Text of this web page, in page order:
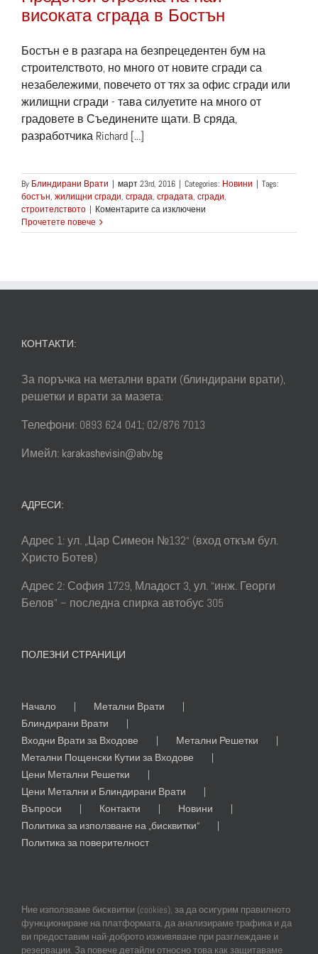
високата сграда в Бостън
Бостън е в разгара на безпрецедентен бум на
строителството, но много от новите сгради са
незабележими, повечето от тях за офис сгради или
жилищни сгради - тава силуетите на много от
градовете в Съединените щати. В сряда,
разработчика Richard [...]
By Блиндирани Врати | март 23rd, 2016 | Categories: Новини | Tags:
бостън, жилищни сгради, сграда, сградата, сгради,
строителството | Коментарите са изключени
строежа
Прочетете повече
КОНТАКТИ:
За поръчка на метални врати (блиндирани врати),
решетки и врати за мазета:
Телефони: 0893 624 041; 02/876 7013
Имейл: karakashevisin@abv.bg
АДРЕСИ:
Адрес 1: ул. „Цар Симеон №132“ (вход откъм бул.
Христо Ботев)
Адрес 2: София 1729, Младост 3, ул. “инж. Георги
Белов” – последна спирка автобус 305
ПОЛЕЗНИ СТРАНИЦИ
Начало
Метални Врати
Блиндирани Врати
Входни Врати за Входове
Метални Решетки
Метални Пощенски Кутии за Входове
Цени Метални Решетки
Цени Метални и Блиндирани Врати
Въпроси
Контакти
Новини
Политика за използване на „бисквитки“
Политика за поверителност
Ние използваме бисквитки (cookies), за да осигурим правилното
функциониране на платформата, да анализираме трафика и да
ви предоставим най-доброто изживяване при разглеждане и
резервации. За повече детайли относно това как защитаваме